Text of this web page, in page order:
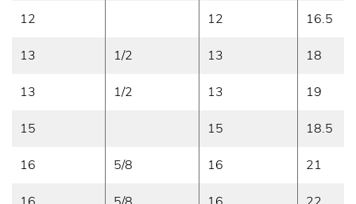
12 12 16.5
13 1/2 13 18
13 1/2 13 19
15 15 18.5
16 5/8 16 21